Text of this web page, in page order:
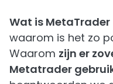
Wat is MetaTrader
waarom is het zo
Waarom zijn er
Metatrader